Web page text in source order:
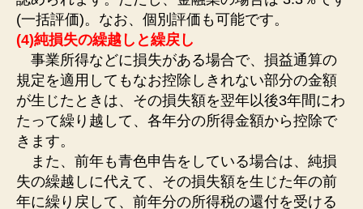
(一括評価)。なお、個別評価も可能です。
(4)純損失の繰越しと繰戻し
事業所得などに損失がある場合で、損益通算の
規定を適用してもなお控除しきれない部分の金額
が生じたときは、その損失額を翌年以後3年間にわ
たって繰り越して、各年分の所得金額から控除で
きます。
また、前年も青色申告をしている場合は、純損
失の繰越しに代えて、その損失額を生じた年の前
年に繰り戻して、前年分の所得税の還付を受ける